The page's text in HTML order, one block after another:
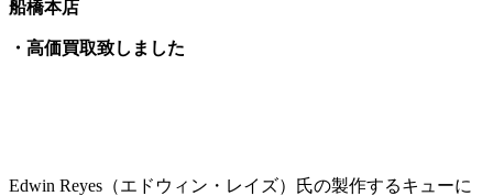
船橋本店
・高価買取致しました
Edwin Reyes（エドウィン・レイズ）氏の製作するキューに